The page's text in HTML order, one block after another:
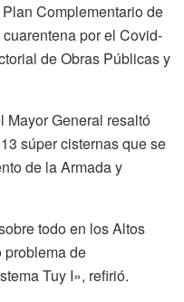
Complementario de
por el Covid-
de Obras Públicas y
Mayor General resaltó
súper cisternas que se
de la Armada y
todo en los Altos
problema de
Tuy I», refirió.